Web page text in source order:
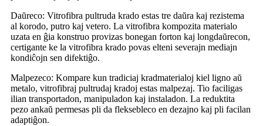
Daŭreco: Vitrofibra pultruda krado estas tre daŭra kaj rezistema
al korodo, putro kaj vetero. La vitrofibra kompozita materialo
uzata en ĝia konstruo provizas bonegan forton kaj longdaŭrecon,
certigante ke la vitrofibra krado povas elteni severajn mediajn
kondiĉojn sen difektiĝo.
Malpezeco: Kompare kun tradiciaj kradmaterialoj kiel ligno aŭ
metalo, vitrofibraj pultrudaj kradoj estas malpezaj. Tio faciligas
ilian transportadon, manipuladon kaj instaladon. La reduktita
pezo ankaŭ permesas pli da fleksebleco en dezajno kaj pli facilan
adaptiĝon.